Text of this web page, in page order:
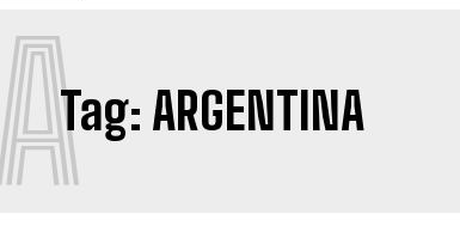
Tag: ARGENTINA